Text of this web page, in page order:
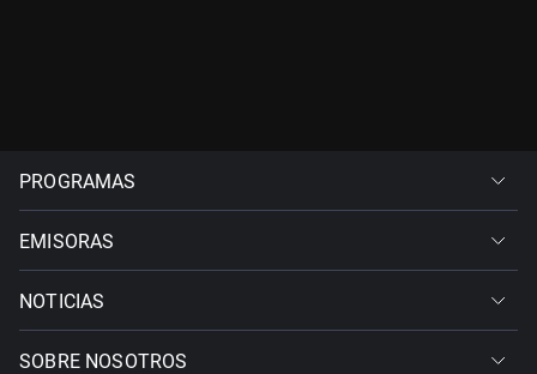
PROGRAMAS
EMISORAS
NOTICIAS
SOBRE NOSOTROS